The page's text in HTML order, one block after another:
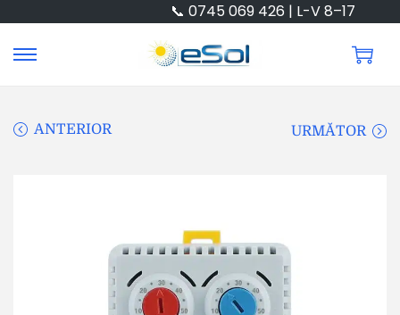
📞 0745 069 426 | L-V 8–17
ANTERIOR URMĂTOR